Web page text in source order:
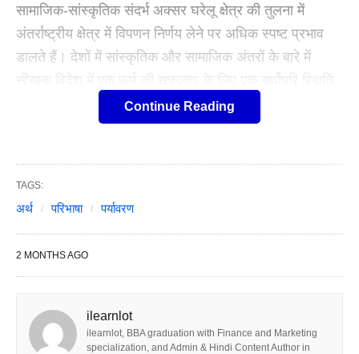
सामाजिक-सांस्कृतिक संदर्भ अक्सर घरेलू क्षेत्र की तुलना में
अंतर्राष्ट्रीय क्षेत्र में विपणन निर्णय लेने पर अधिक स्पष्ट प्रभाव
डालते हैं। देशों में सांस्कृतिक और सामाजिक अंतरों के बारे में
साबित होती है। एक देश में काम करने वाली विपणन रणनीतियाँ
अक्सर विफल हो जाती हैं जब सीधे दूसरे देशों में लागू होती हैं।
चाहिए और विभिन्न संस्कृतियों के स्वाद और वरीयताओं के अनुरूप
वातावरण के भीतर एक सामाजिक शक्ति है।
Continue Reading
TAGS:
अर्थ परिभाषा पर्यावरण
2 MONTHS AGO
ilearnlot
ilearnlot, BBA graduation with Finance and Marketing
specialization, and Admin & Hindi Content Author in